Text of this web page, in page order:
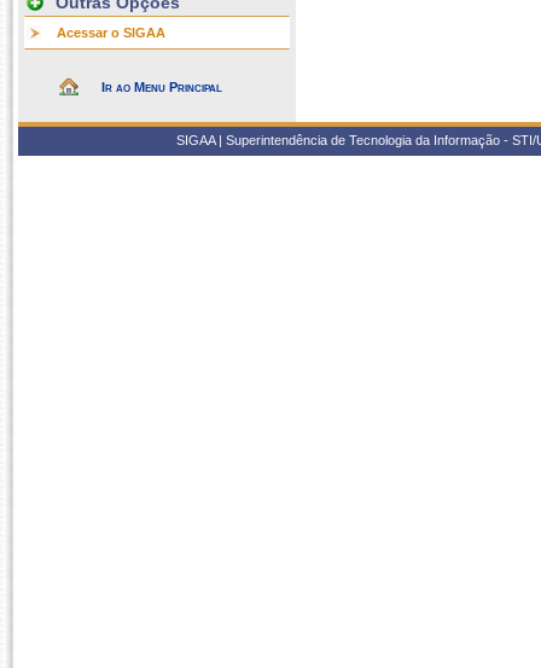
Acessar o SIGAA
Ir ao Menu Principal
SIGAA | Superintendência de Tecnologia da Informação -